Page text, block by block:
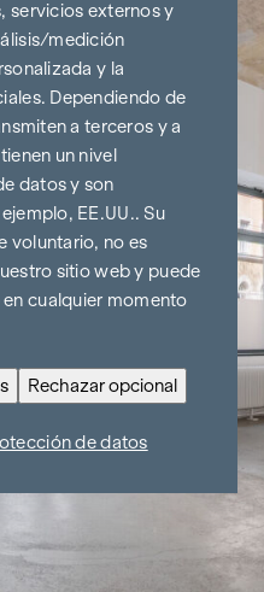
servicios externos y
medición
y la
Dependiendo de
a terceros y a
un nivel
datos y son
EE.UU.. Su
voluntario, no es
sitio web y puede
cualquier momento
Rechazar opcional
de datos